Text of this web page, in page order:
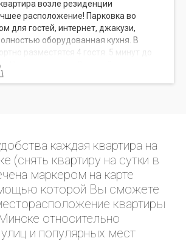
возле резиденции
расположение! Парковка во
для гостей, интернет, джакузи,
оборудованная кухня. В
разместятся 4 гостя. 5 минут до
Независимости. Верхний город и
— в пешей доступности. 5 этаж,
каждая квартира на
(снять квартиру на сутки в
маркером на карте
которой Вы сможете
квартиры
относительно
и популярных мест